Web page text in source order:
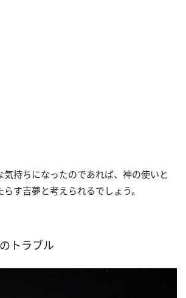
気持ちになったのであれば、神の使いと
す吉夢と考えられるでしょう。
トラブル